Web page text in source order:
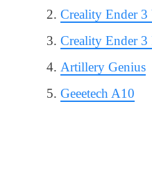
Creality Ender 3
Creality Ender 3
Artillery Genius
Geeetech A10